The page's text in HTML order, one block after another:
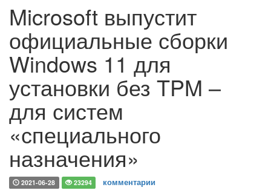
Microsoft выпустит
официальные сборки
Windows 11 для
установки без TPM –
для систем
«специального
назначения»
2021-06-28 23294 комментарии